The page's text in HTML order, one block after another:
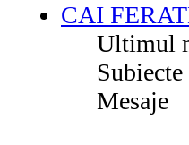
CAI
Ultimul
Subiecte
Mesaje